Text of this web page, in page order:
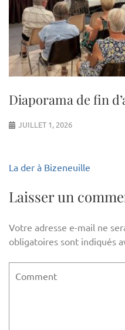
Diaporama de fin
JUILLET 1, 2026
Navigation
l’article
La der à Bizeneuille
Laisser un
Votre adresse e-mail ne
obligatoires sont indiqués